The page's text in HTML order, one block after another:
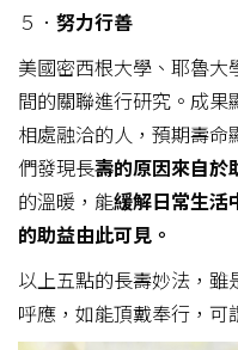
５． 努力行善
美國密西根大學、耶魯
間的關聯進行研究。成果
相處融洽的人，預期壽
們發現長壽的原因來自於
的溫暖，能緩解日常生活
的助益由此可見。
以上五點的長壽妙法，
呼應，如能頂戴奉行，可